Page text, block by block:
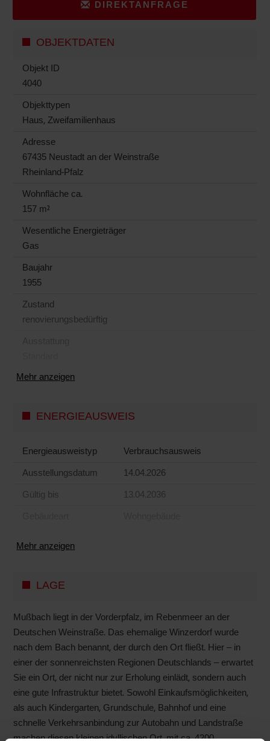
DIREKTANFRAGE
OBJEKTDATEN
Objekt ID
4040
Objekttypen
Haus, Zweifamilienhaus
Adresse
67435 Neustadt an der Weinstraße
Rheinland-Pfalz
Wohnfläche ca.
157 m²
Wesentliche Energieträger
Gas
Baujahr
1955
Zustand
renovierungsbedürftig
Mehr anzeigen
ENERGIEAUSWEIS
Energieausweistyp Verbrauchs­ausweis
Ausstellungsdatum 14.04.2026
Gültig bis 13.04.2036
Mehr anzeigen
LAGE
Mußbach liegt in der Vorderpfalz, im Rebenmeer an der
Deutschen Weinstraße. Das ehemalige Winzerdorf wurde
nach dem Bach benannt, der durch den Ort fließt. Hier – in
einer der sonnenreichsten Regionen Deutschlands – erwartet
Sie ein Ort, der nicht nur zur Erholung einlädt, sondern auch
eine gute Infrastruktur bietet. Sowohl Einkaufsmöglichkeiten,
als auch Kindergarten, Grundschule, Bahnhof und eine
schnelle Verkehrsanbindung zur Autobahn und Landstraße
machen diesen kleinen idyllischen Ort, mit ca. 4200